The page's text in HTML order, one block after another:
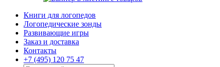
Книги для логопедов
Логопедические зонды
Развивающие игры
Заказ и доставка
Контакты
+7 (495) 120 75 47